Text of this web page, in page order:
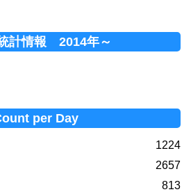
計情報 2014年～
per Day
1224
2657
813